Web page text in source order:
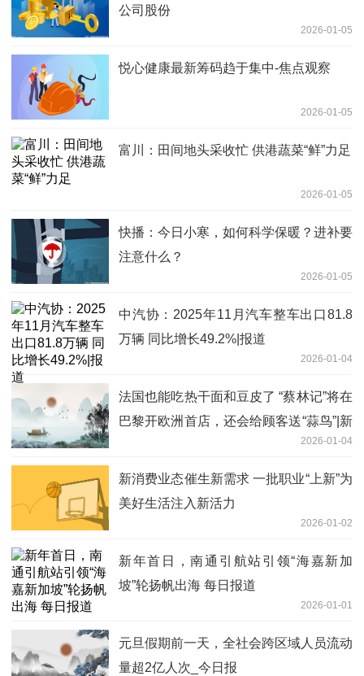
公司股份
2026-01-05
悦心健康最新筹码趋于集中-焦点观察
2026-01-05
富川：田间地头采收忙 供港蔬菜“鲜”力足
2026-01-05
快播：今日小寒，如何科学保暖？进补要
注意什么？
2026-01-05
中汽协：2025年11月汽车整车出口81.8
万辆 同比增长49.2%|报道
2026-01-04
法国也能吃热干面和豆皮了 “蔡林记”将在
巴黎开欧洲首店，还会给顾客送“蒜鸟”|新
2026-01-04
新消费业态催生新需求 一批职业“上新”为
美好生活注入新活力
2026-01-02
新年首日，南通引航站引领“海嘉新加
坡”轮扬帆出海 每日报道
2026-01-01
元旦假期前一天，全社会跨区域人员流动
量超2亿人次_今日报